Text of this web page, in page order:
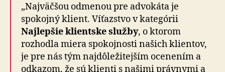
„Najväčšou odmenou pre advokáta je
spokojný klient. Víťazstvo v kategórii
Najlepšie klientske služby, o ktorom
rozhodla miera spokojnosti našich klientov,
je pre nás tým najdôležitejším ocenením a
odkazom, že sú klienti s našimi právnymi a